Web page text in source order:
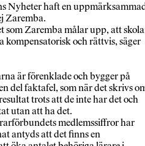
Nyheter haft en
Zaremba.
Zaremba målar upp, att
och rättvis, säger
är förenklade och bygger på
del faktafel, som när det skrivs
trots att de inte har det och
utan att ha det.
medlemssiffror har
antyds att det finns en